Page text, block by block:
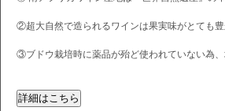
②超大自然で造られるワインは果実味がとても豊
③ブドウ栽培時に薬品が殆ど使われていない為、